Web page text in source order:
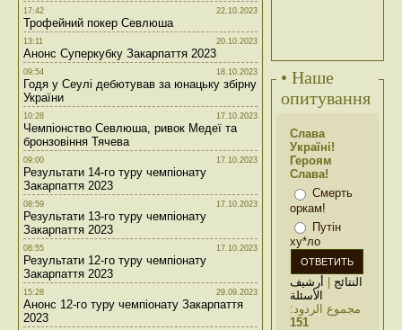
17:42 22.10.2023
Трофейний покер Севлюша
13:11 20.10.2023
Анонс Суперкубку Закарпаття 2023
09:54 18.10.2023
Годя у Сеулі дебютував за юнацьку збірну
України
10:28 17.10.2023
Чемпіонство Севлюша, ривок Медеї та
бронзовіння Тячева
09:00 17.10.2023
Результати 14-го туру чемпіонату
Закарпаття 2023
08:59 17.10.2023
Результати 13-го туру чемпіонату
Закарпаття 2023
08:55 17.10.2023
Результати 12-го туру чемпіонату
Закарпаття 2023
15:28 29.09.2023
Анонс 12-го туру чемпіонату Закарпаття
2023
• Наше
опитування
Слава
Україні!
Героям
Слава!
Смерть
оркам!
Путін
ху*ло
النتائج | أرشيف
الأسئلة
مجموع الردود:
151